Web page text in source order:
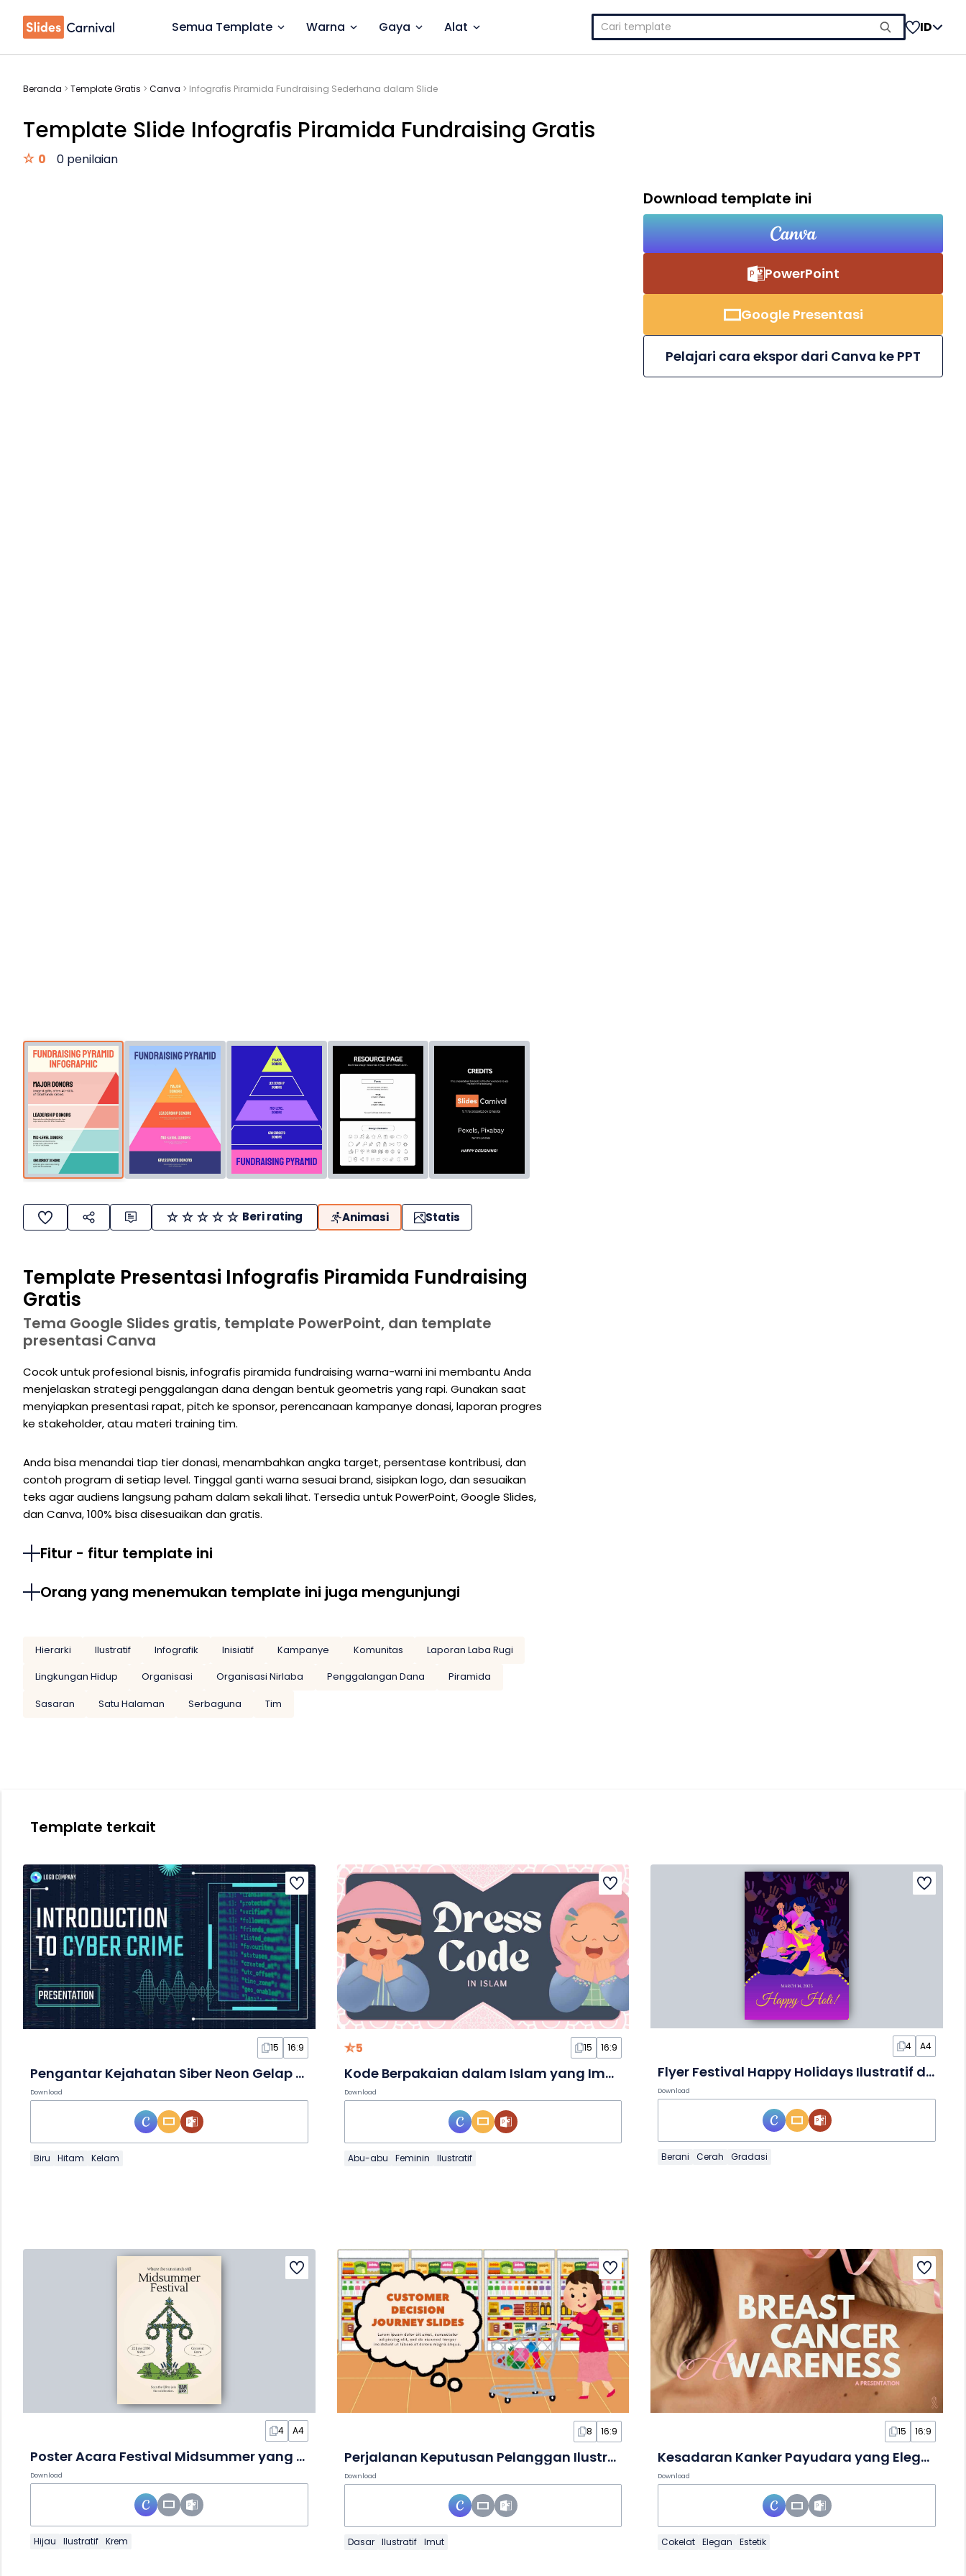
Semua Template Warna Gaya Alat
Cari
untuk:
ID
Beranda > Template Gratis > Canva > Infografis Piramida Fundraising Sederhana dalam Slide
Template Slide Infografis Piramida Fundraising Gratis
0 0 penilaian
Beri rating Animasi Statis
Template Presentasi Infografis Piramida Fundraising
Gratis
Tema Google Slides gratis, template PowerPoint, dan template
presentasi Canva
Cocok untuk profesional bisnis, infografis piramida fundraising warna-warni ini membantu Anda
menjelaskan strategi penggalangan dana dengan bentuk geometris yang rapi. Gunakan saat
menyiapkan presentasi rapat, pitch ke sponsor, perencanaan kampanye donasi, laporan progres
ke stakeholder, atau materi training tim.
Anda bisa menandai tiap tier donasi, menambahkan angka target, persentase kontribusi, dan
contoh program di setiap level. Tinggal ganti warna sesuai brand, sisipkan logo, dan sesuaikan
teks agar audiens langsung paham dalam sekali lihat. Tersedia untuk PowerPoint, Google Slides,
dan Canva, 100% bisa disesuaikan dan gratis.
Fitur - fitur template ini
Orang yang menemukan template ini juga mengunjungi
Hierarki Ilustratif Infografik Inisiatif Kampanye Komunitas
Laporan Laba Rugi
Lingkungan Hidup
Organisasi Organisasi Nirlaba Penggalangan Dana
Piramida
Sasaran
Satu Halaman Serbaguna Tim
Download template ini
PowerPoint
Google Presentasi
Pelajari cara ekspor dari Canva ke PPT
Template terkait
15 16:9
Pengantar Kejahatan Siber Neon Gelap dalam Slide
Download
Biru Hitam Kelam
5 15 16:9
Kode Berpakaian dalam Islam yang Imut Ilustratif dalam Slide
Download
Abu-abu Feminin Ilustratif
4 A4
Flyer Festival Happy Holidays Ilustratif dalam Slide
Download
Berani Cerah Gradasi
4 A4
Poster Acara Festival Midsummer yang Ilustratif
Download
Hijau Ilustratif Krem
8 16:9
Perjalanan Keputusan Pelanggan Ilustratif dalam Slide
Download
Dasar Ilustratif Imut
15 16:9
Kesadaran Kanker Payudara yang Elegan Minimal dalam Slide
Download
Cokelat Elegan Estetik